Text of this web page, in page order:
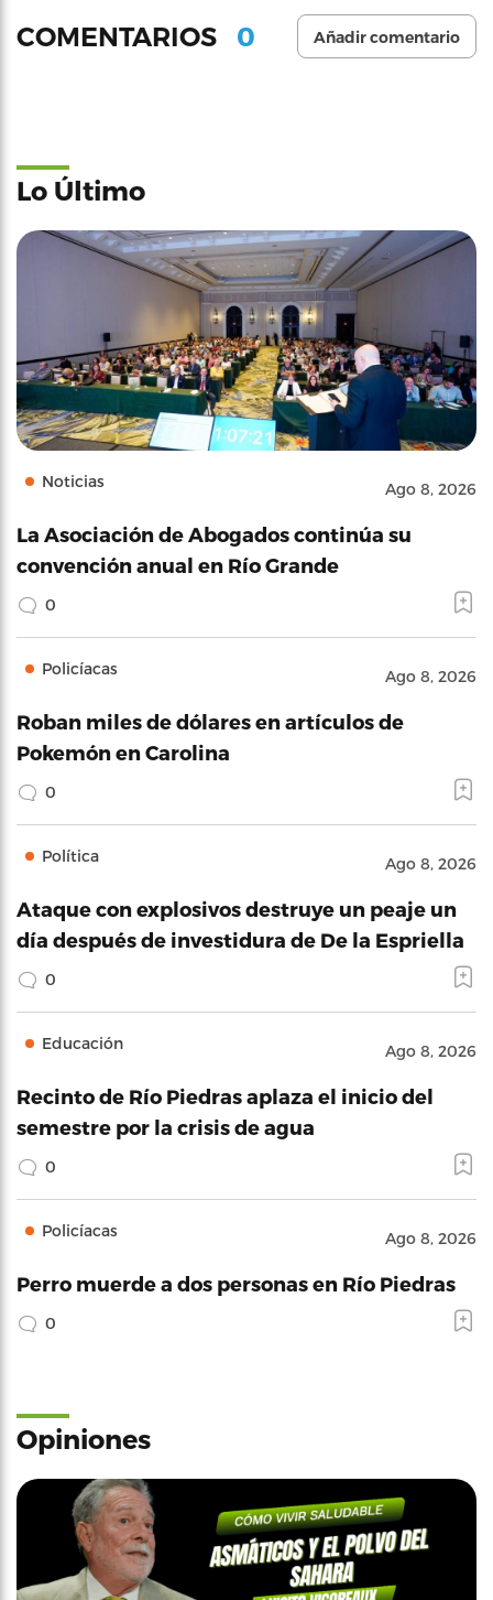
COMENTARIOS 0 Añadir comentario
Lo Último
Noticias Ago 8, 2026
La Asociación de Abogados continúa su
convención anual en Río Grande
0
Policíacas Ago 8, 2026
Roban miles de dólares en artículos de
Pokemón en Carolina
0
Política Ago 8, 2026
Ataque con explosivos destruye un peaje un
día después de investidura de De la Espriella
0
Educación Ago 8, 2026
Recinto de Río Piedras aplaza el inicio del
semestre por la crisis de agua
0
Policíacas Ago 8, 2026
Perro muerde a dos personas en Río Piedras
0
Opiniones